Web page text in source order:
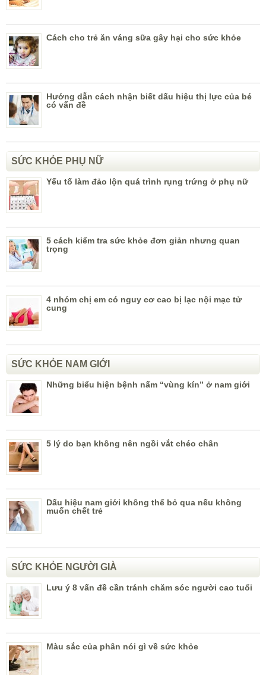
Cách cho trẻ ăn váng sữa gây hại cho sức khỏe
Hướng dẫn cách nhận biết dấu hiệu thị lực của bé
có vấn đề
SỨC KHỎE PHỤ NỮ
Yếu tố làm đảo lộn quá trình rụng trứng ở phụ nữ
5 cách kiểm tra sức khỏe đơn giản nhưng quan
trọng
4 nhóm chị em có nguy cơ cao bị lạc nội mạc tử
cung
SỨC KHỎE NAM GIỚI
Những biểu hiện bệnh nấm “vùng kín” ở nam giới
5 lý do bạn không nên ngồi vắt chéo chân
Dấu hiệu nam giới không thể bỏ qua nếu không
muốn chết trẻ
SỨC KHỎE NGƯỜI GIÀ
Lưu ý 8 vấn đề cần tránh chăm sóc người cao tuổi
Màu sắc của phân nói gì về sức khỏe